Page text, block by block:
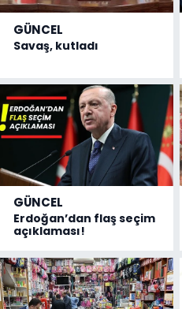
GÜNCEL
Savaş, kutladı
GÜNCEL
Erdoğan’dan flaş seçim
açıklaması!